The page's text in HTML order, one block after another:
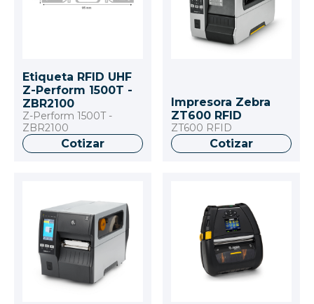
Etiqueta RFID UHF
Z-Perform 1500T -
ZBR2100
Z-Perform 1500T -
ZBR2100
Cotizar
Impresora Zebra
ZT600 RFID
ZT600 RFID
Cotizar